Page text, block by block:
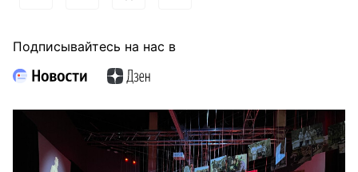
Подписывайтесь на нас в